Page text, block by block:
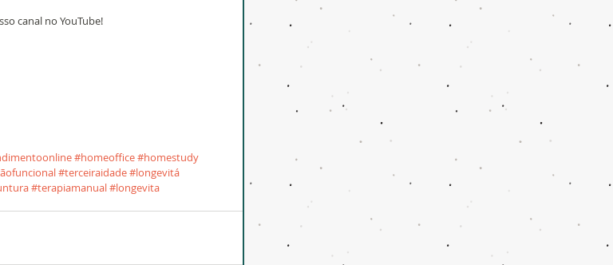
canal no YouTube!
#homeoffice#homestudy
#terceiraidade#longevitá
#terapiamanual#longevita